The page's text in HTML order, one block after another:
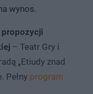
wynos.
propozycji
– Teatr Gry i
„Etiudy znad
Pełny program